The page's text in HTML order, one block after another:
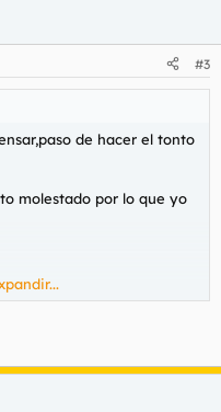
#3
de hacer el tonto
molestado por lo que yo
a pgl, que tanto me han
q se hayan podido